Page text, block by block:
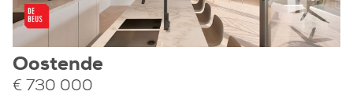
Oostende
€ 730 000